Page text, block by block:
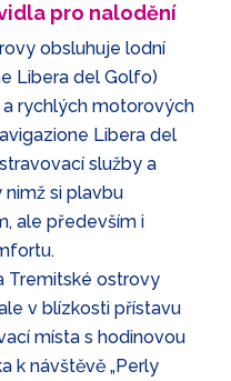
pro nalodění
obsluhuje lodní
Libera del Golfo)
rychlých motorových
Libera del
služby a
si plavbu
ale především i
Tremitské ostrovy
v blízkosti přístavu
místa s hodinovou
k návštěvě „Perly